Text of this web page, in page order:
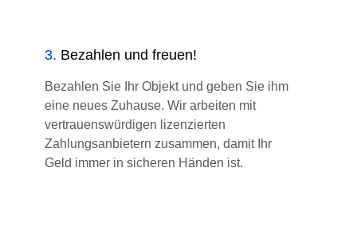
3. Bezahlen und freuen!
Bezahlen Sie Ihr Objekt und geben Sie ihm
eine neues Zuhause. Wir arbeiten mit
vertrauenswürdigen lizenzierten
Zahlungsanbietern zusammen, damit Ihr
Geld immer in sicheren Händen ist.